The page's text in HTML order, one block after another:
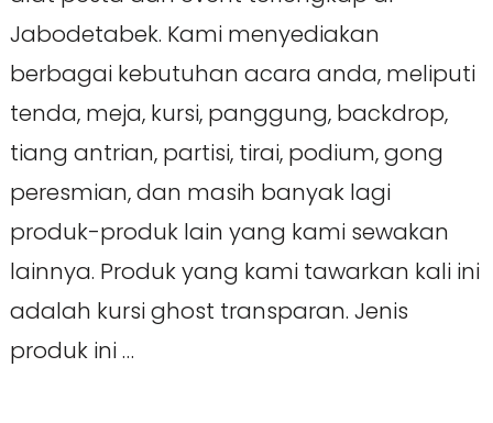
Jabodetabek. Kami menyediakan
berbagai kebutuhan acara anda, meliputi
tenda, meja, kursi, panggung, backdrop,
tiang antrian, partisi, tirai, podium, gong
peresmian, dan masih banyak lagi
produk-produk lain yang kami sewakan
lainnya. Produk yang kami tawarkan kali ini
adalah kursi ghost transparan. Jenis
produk ini …